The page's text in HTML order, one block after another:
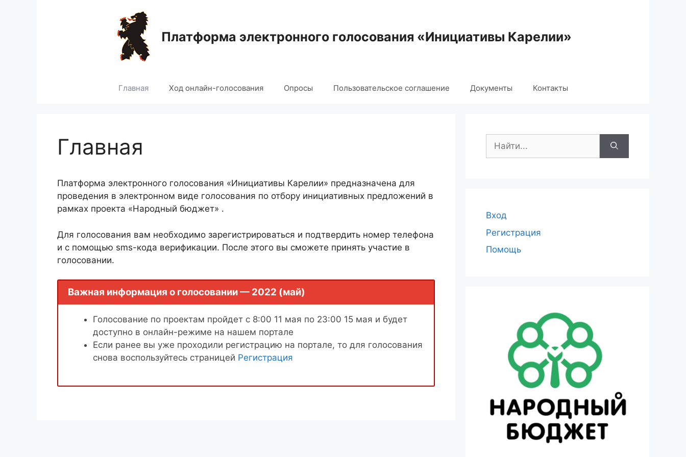
Платформа электронного голосования «Инициативы Карелии»
Главная Ход онлайн-голосования Опросы Пользовательское соглашение Документы Контакты
Главная
Платформа электронного голосования «Инициативы Карелии» предназначена для
проведения в электронном виде голосования по отбору инициативных предложений в
рамках проекта «Народный бюджет» .
Для голосования вам необходимо зарегистрироваться и подтвердить номер телефона
и с помощью sms-кода верификации. После этого вы сможете принять участие в
голосовании.
Важная информация о голосовании — 2022 (май)
Голосование по проектам пройдет с 8:00 11 мая по 23:00 15 мая и будет
доступно в онлайн-режиме на нашем портале
Если ранее вы уже проходили регистрацию на портале, то для голосования
снова воспользуйтесь страницей Регистрация
Поиск:
Вход
Регистрация
Помощь